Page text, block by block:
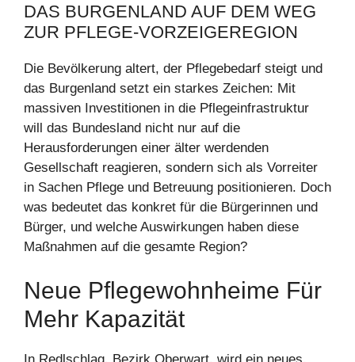
DAS BURGENLAND AUF DEM WEG
ZUR PFLEGE-VORZEIGEREGION
Die Bevölkerung altert, der Pflegebedarf steigt und
das Burgenland setzt ein starkes Zeichen: Mit
massiven Investitionen in die Pflegeinfrastruktur
will das Bundesland nicht nur auf die
Herausforderungen einer älter werdenden
Gesellschaft reagieren, sondern sich als Vorreiter
in Sachen Pflege und Betreuung positionieren. Doch
was bedeutet das konkret für die Bürgerinnen und
Bürger, und welche Auswirkungen haben diese
Maßnahmen auf die gesamte Region?
Neue Pflegewohnheime Für
Mehr Kapazität